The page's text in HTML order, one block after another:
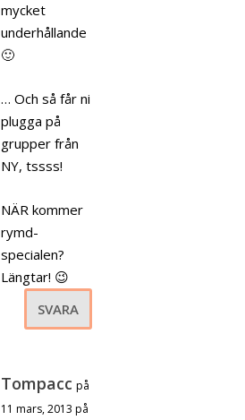
mycket
underhållande
🙂
… Och så får ni
plugga på
grupper från
NY, tssss!
NÄR kommer
rymd-
specialen?
Längtar! 😉
SVARA
Tompacc på
11 mars, 2013 på